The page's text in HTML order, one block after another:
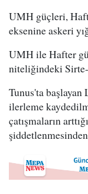
UMH güçleri,
eksenine askeri
UMH ile Hafter
niteliğindeki
Tunus'ta başlayan
ilerleme
çatışmaların